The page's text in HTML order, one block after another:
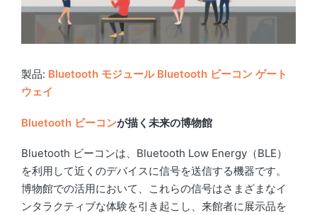
製品: Bluetooth モジュール Bluetooth ビーコン ゲート
ウェイ
Bluetooth ビーコンが描く未来の博物館
Bluetooth ビーコンは、Bluetooth Low Energy（BLE）
を利用して近くのデバイスに信号を送信する機器です。
博物館での活用において、これらの信号はさまざまなイ
ンタラクティブな体験を引き起こし、来館者に展示品を